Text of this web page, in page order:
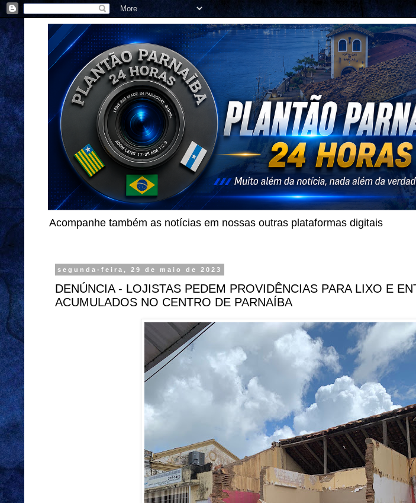
Acompanhe também as notícias em nossas outras plataformas digitais
segunda-feira, 29 de maio de 2023
DENÚNCIA - LOJISTAS PEDEM PROVIDÊNCIAS PARA LIXO E
ACUMULADOS NO CENTRO DE PARNAÍBA